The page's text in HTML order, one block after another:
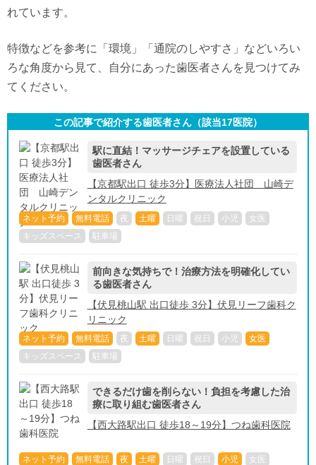
れています。
特徴などを参考に「環境」「通院のしやすさ」などいろい
ろな角度から見て、自分にあった歯医者さんを見つけてみ
てください。
この記事で紹介する歯医者さん（該当17医院）
駅に直結！マッサージチェアを設置している
歯医者さん
【京都駅出口 徒歩3分】医療法人社団 山崎デ
ンタルクリニック
ネット予約 無料電話 夜 土曜 日曜 祝日 小児
女医
キッズスペース
駐車場
前向きな気持ちで！治療方法を明確化してい
る歯医者さん
【伏見桃山駅 出口徒歩 3分】伏見リーフ歯科ク
リニック
ネット予約 無料電話 夜 土曜 日曜 祝日 小児
女医
キッズスペース
駐車場
できるだけ歯を削らない！負担を考慮した治
療に取り組む歯医者さん
【西大路駅出口 徒歩18～19分】つね歯科医院
ネット予約 無料電話 夜 土曜 日曜 祝日 小児
女医